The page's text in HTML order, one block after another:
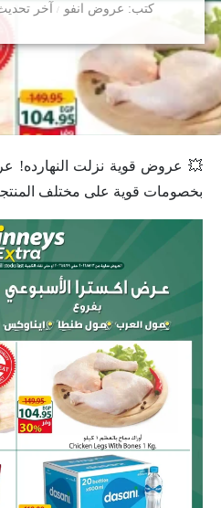
كتب عروض انفو آخر
💥 عروض قوية نزلت النهارده!
بخصومات قوية على مختلف